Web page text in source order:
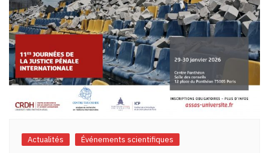
Actualités Événements scientifiques